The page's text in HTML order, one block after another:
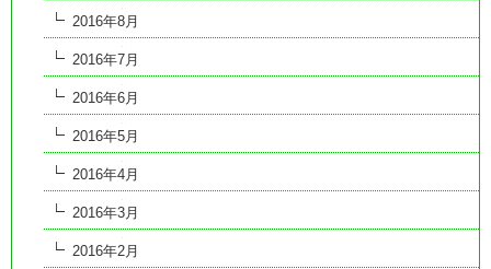
2016年8月
2016年7月
2016年6月
2016年5月
2016年4月
2016年3月
2016年2月